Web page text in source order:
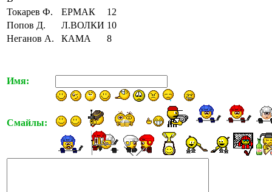
Токарев Ф.
ЕРМАК
12
Попов Д.
Л.ВОЛКИ 10
Неганов А.
КАМА 8
Имя:
Смайлы: